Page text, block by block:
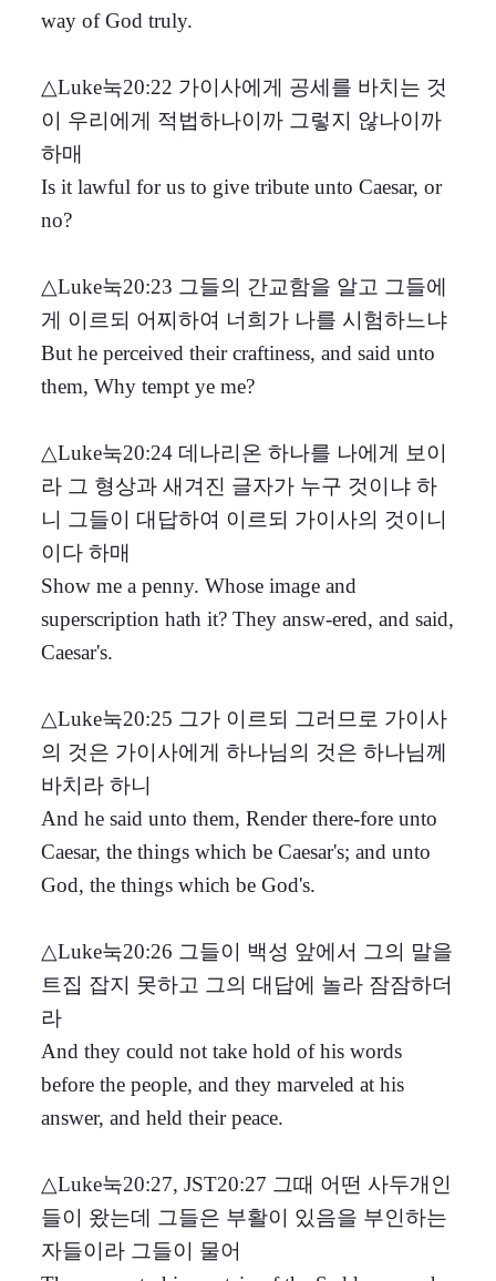
way of God truly.
△Luke눅20:22 가이사에게 공세를 바치는 것
이 우리에게 적법하나이까 그렇지 않나이까
하매
Is it lawful for us to give tribute unto Caesar, or
no?
△Luke눅20:23 그들의 간교함을 알고 그들에
게 이르되 어찌하여 너희가 나를 시험하느냐
But he perceived their craftiness, and said unto
them, Why tempt ye me?
△Luke눅20:24 데나리온 하나를 나에게 보이
라 그 형상과 새겨진 글자가 누구 것이냐 하
니 그들이 대답하여 이르되 가이사의 것이니
이다 하매
Show me a penny. Whose image and
superscription hath it? They answ-ered, and said,
Caesar's.
△Luke눅20:25 그가 이르되 그러므로 가이사
의 것은 가이사에게 하나님의 것은 하나님께
바치라 하니
And he said unto them, Render there-fore unto
Caesar, the things which be Caesar's; and unto
God, the things which be God's.
△Luke눅20:26 그들이 백성 앞에서 그의 말을
트집 잡지 못하고 그의 대답에 놀라 잠잠하더
라
And they could not take hold of his words
before the people, and they marveled at his
answer, and held their peace.
△Luke눅20:27, JST20:27 그때 어떤 사두개인
들이 왔는데 그들은 부활이 있음을 부인하는
자들이라 그들이 물어